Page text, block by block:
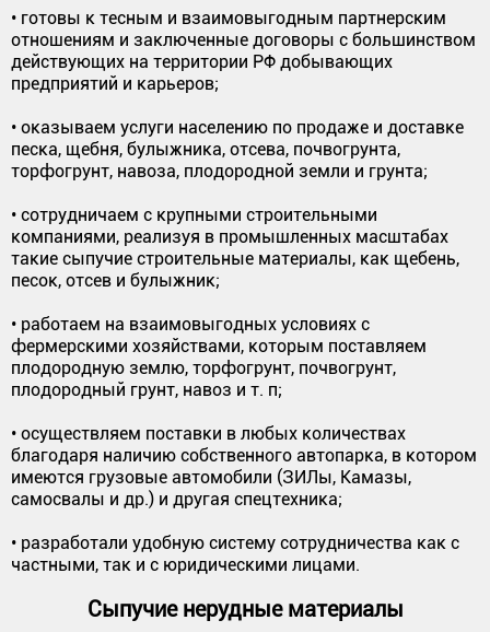
• готовы к тесным и взаимовыгодным партнерским
отношениям и заключенные договоры с большинством
действующих на территории РФ добывающих
предприятий и карьеров;
• оказываем услуги населению по продаже и доставке
песка, щебня, булыжника, отсева, почвогрунта,
торфогрунт, навоза, плодородной земли и грунта;
• сотрудничаем с крупными строительными
компаниями, реализуя в промышленных масштабах
такие сыпучие строительные материалы, как щебень,
песок, отсев и булыжник;
• работаем на взаимовыгодных условиях с
фермерскими хозяйствами, которым поставляем
плодородную землю, торфогрунт, почвогрунт,
плодородный грунт, навоз и т. п;
• осуществляем поставки в любых количествах
благодаря наличию собственного автопарка, в котором
имеются грузовые автомобили (ЗИЛы, Камазы,
самосвалы и др.) и другая спецтехника;
• разработали удобную систему сотрудничества как с
частными, так и с юридическими лицами.
Сыпучие нерудные материалы